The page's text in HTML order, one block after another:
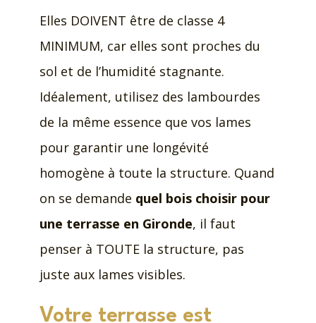
Elles DOIVENT être de classe 4
MINIMUM, car elles sont proches du
sol et de l’humidité stagnante.
Idéalement, utilisez des lambourdes
de la même essence que vos lames
pour garantir une longévité
homogène à toute la structure. Quand
on se demande quel bois choisir pour
une terrasse en Gironde, il faut
penser à TOUTE la structure, pas
juste aux lames visibles.
Votre terrasse est